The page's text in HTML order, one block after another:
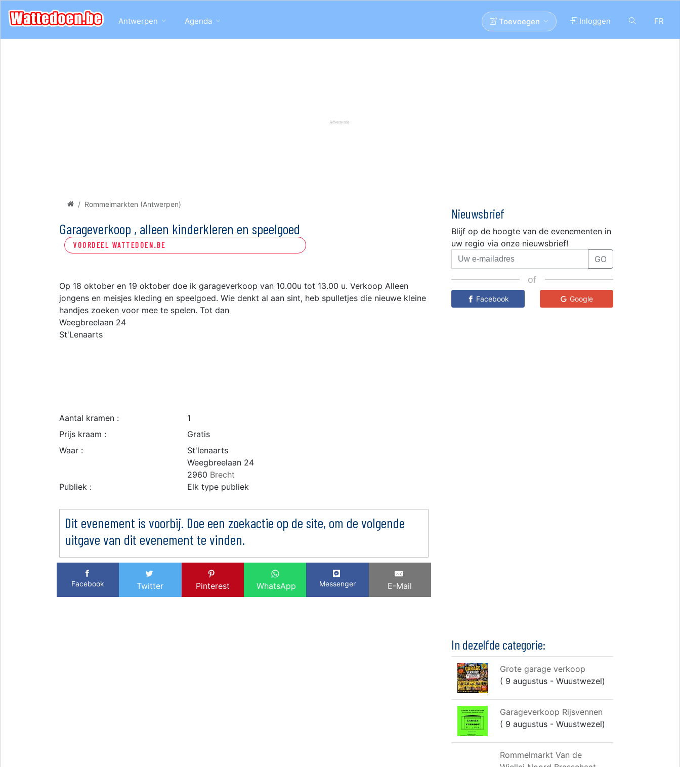
Antwerpen Agenda FR
Inloggen
Toevoegen
Rommelmarkten (Antwerpen)
Garageverkoop , alleen kinderkleren en speelgoed
VOORDEEL WATTEDOEN.BE
Op 18 oktober en 19 oktober doe ik garageverkoop van 10.00u tot 13.00 u. Verkoop Alleen
jongens en meisjes kleding en speelgoed. Wie denkt al aan sint, heb spulletjes die nieuwe kleine
handjes zoeken voor mee te spelen. Tot dan
Weegbreelaan 24
St'Lenaarts
Aantal kramen :
1
Prijs kraam :
Gratis
Waar :
St'lenaarts
Weegbreelaan 24
2960 Brecht
Publiek :
Elk type publiek
Dit evenement is voorbij. Doe een zoekactie op de site, om de volgende
uitgave van dit evenement te vinden.
Facebook Twitter Pinterest WhatsApp Messenger E-Mail
Nieuwsbrief
Blijf op de hoogte van de evenementen in
uw regio via onze nieuwsbrief!
GO
of
Facebook Google
In dezelfde categorie:
Grote garage verkoop
( 9 augustus - Wuustwezel)
Garageverkoop Rijsvennen
( 9 augustus - Wuustwezel)
Rommelmarkt Van de